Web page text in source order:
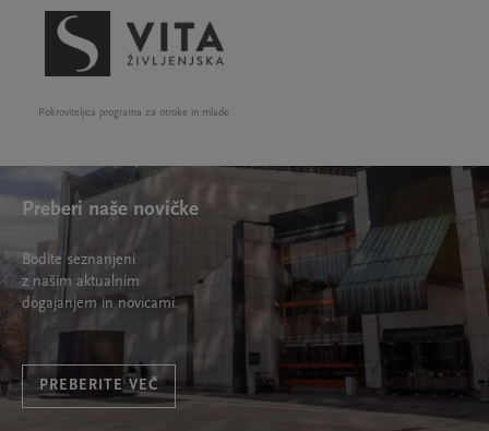
Pokroviteljica programa za otroke in mlade
Preberi naše novičke
Bodite seznanjeni
z našim aktualnim
dogajanjem in novicami.
PREBERITE VEČ